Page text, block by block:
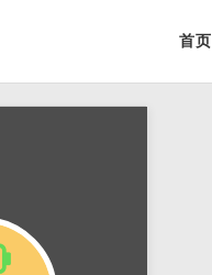
首页